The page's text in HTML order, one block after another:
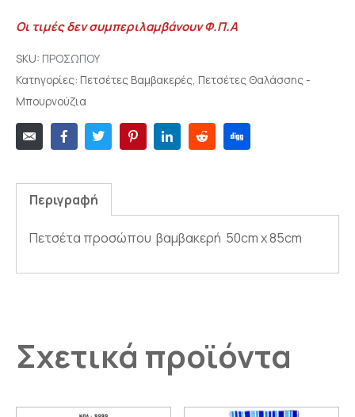
Οι τιμές δεν συμπεριλαμβάνουν Φ.Π.Α
SKU: ΠΡΟΣΩΠΟΥ
Κατηγορίες: Πετσέτες Βαμβακερές, Πετσέτες Θαλάσσης -
Μπουρνούζια
Περιγραφή
Πετσέτα προσώπου βαμβακερή 50cm x 85cm
Σχετικά προϊόντα